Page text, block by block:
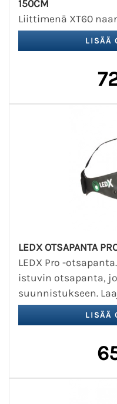
150CM
Liittimenä XT60
LEDX OTSAPANTA
LEDX Pro -
istuvin otsapanta,
suunnistukseen.